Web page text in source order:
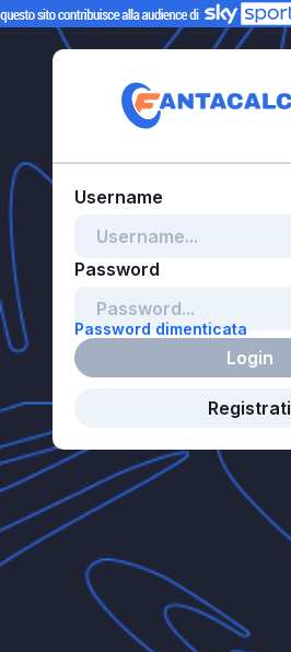
Password dimenticata
Login
Registrati